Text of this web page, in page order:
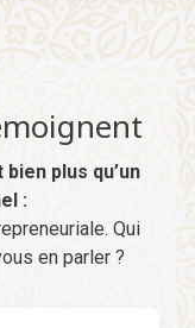
plus qu’un
:
Qui
en parler ?